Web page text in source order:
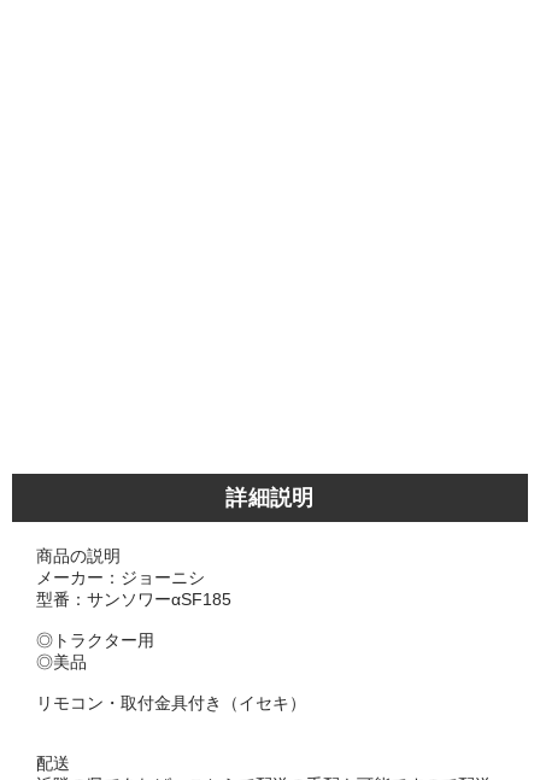
詳細説明
商品の説明
メーカー：ジョーニシ
型番：サンソワーαSF185
◎トラクター用
◎美品
リモコン・取付金具付き（イセキ）
配送